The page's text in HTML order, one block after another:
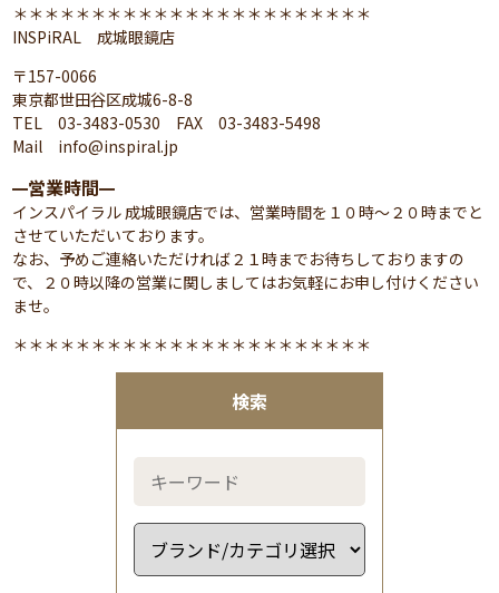
検索
＊＊＊＊＊＊＊＊＊＊＊＊＊＊＊＊＊＊＊＊＊＊＊
INSPiRAL 成城眼鏡店
〒157-0066
東京都世田谷区成城6-8-8
TEL 03-3483-0530 FAX 03-3483-5498
Mail info@inspiral.jp
━営業時間━
インスパイラル 成城眼鏡店では、営業時間を１０時～２０時までと
させていただいております。
なお、予めご連絡いただければ２１時までお待ちしておりますの
で、２０時以降の営業に関しましてはお気軽にお申し付けください
ませ。
＊＊＊＊＊＊＊＊＊＊＊＊＊＊＊＊＊＊＊＊＊＊＊